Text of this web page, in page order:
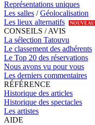
Représentations uniques
Les salles /Géolocalisation
Les lieux alternatifs
NOUVEAU
CONSEILS / AVIS
La sélection Tatouvu
Le classement des adhérents
Le Top 20 des réservations
Nous avons vu pour vous
Les derniers commentaires
RÉFÉRENCE
Historique des articles
Historique des spectacles
Les artistes
AIDE